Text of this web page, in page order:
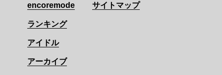
encoremode
ランキング
アイドル
アーカイブ
サイトマップ